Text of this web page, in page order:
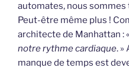
automates, nous
Peut-être même plus !
architecte de Manhattan : «
notre rythme cardiaque. »
manque de temps est